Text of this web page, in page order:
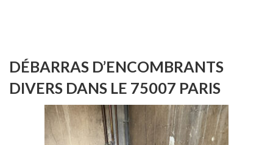
DÉBARRAS D’ENCOMBRANTS
DIVERS DANS LE 75007 PARIS